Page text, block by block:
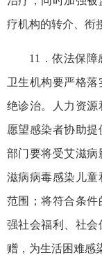
疗机构的转介、衔
11．依法保
卫生机构要严格
绝诊治。人力资
愿望感染者协助
部门要将受艾滋
滋病病毒感染儿
范围；将符合条
强社会福利、社
赠，为生活困难感